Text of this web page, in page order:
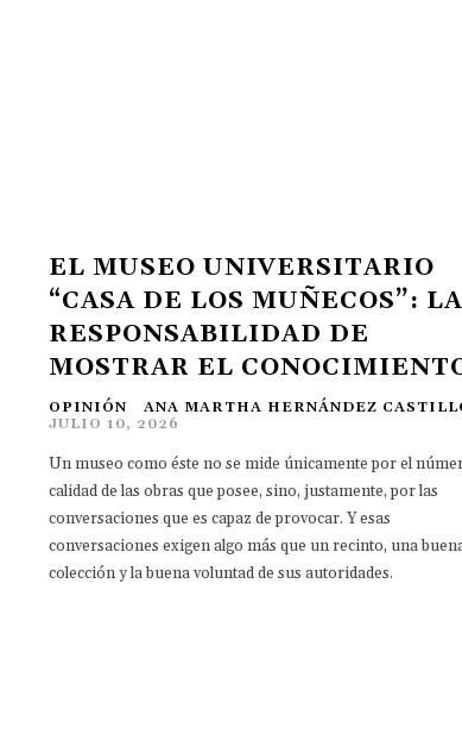
EL MUSEO UNIVERSITARIO
“CASA DE LOS MUÑECOS”: LA
RESPONSABILIDAD DE
MOSTRAR EL
OPINIÓN ANA MARTHA HERNÁNDEZ
JULIO 10, 2026
Un museo como éste no se mide únicamente por el
calidad de las obras que posee, sino, justamente, por las
conversaciones que es capaz de provocar. Y esas
conversaciones exigen algo más que un recinto, una
colección y la buena voluntad de sus autoridades.